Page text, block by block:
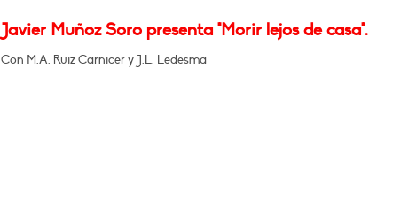
Javier Muñoz Soro presenta "Morir lejos de casa".
Con M.A. Ruiz Carnicer y J.L. Ledesma